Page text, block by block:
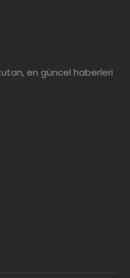
tutan, en güncel haberleri